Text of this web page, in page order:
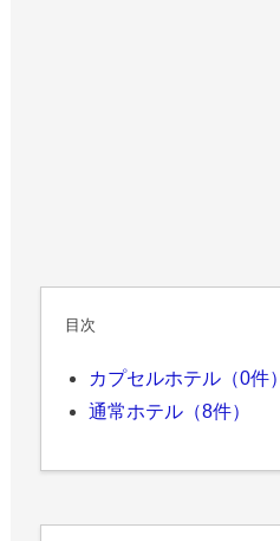
目次
カプセルホテル（0件）
通常ホテル（8件）